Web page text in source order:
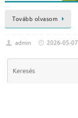
Tovább olvasom
admin 2026-05-07